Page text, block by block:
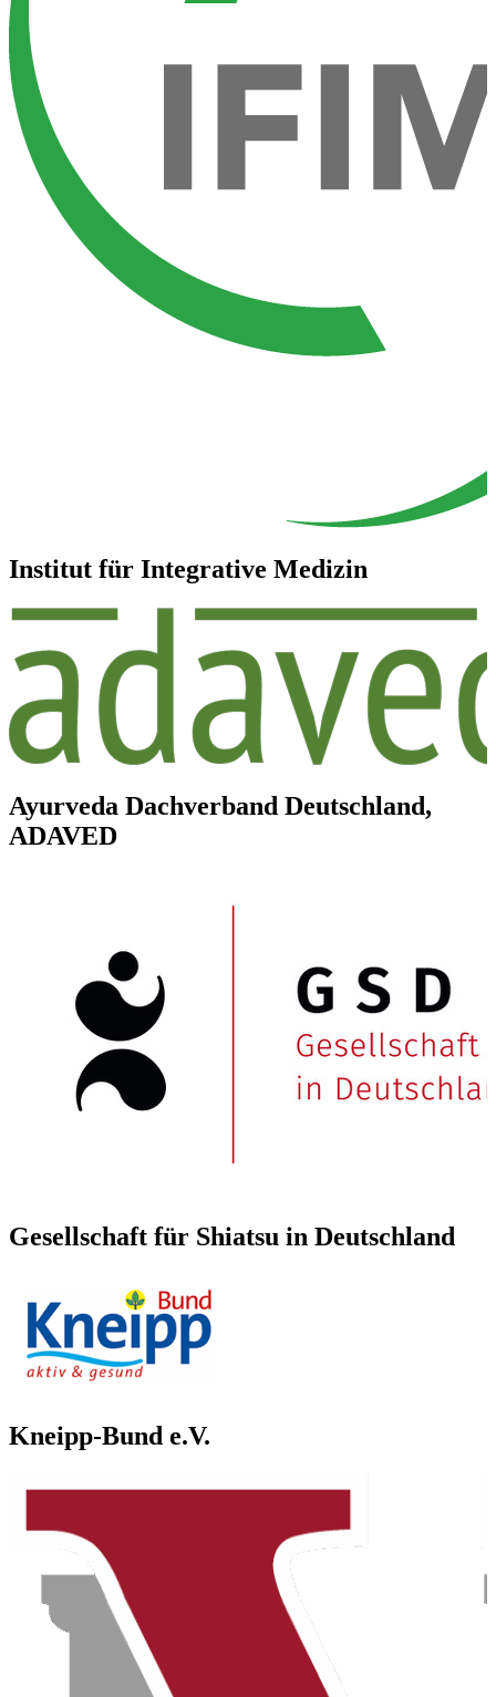
Institut für Integrative Medizin
Ayurveda Dachverband Deutschland,
ADAVED
Gesellschaft für Shiatsu in Deutschland
Kneipp-Bund e.V.